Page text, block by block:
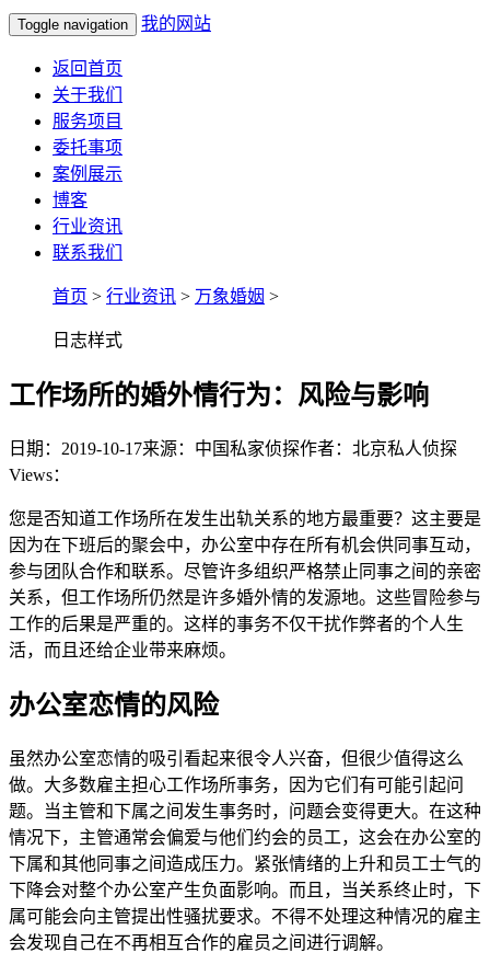
Toggle navigation 我的网站
返回首页
关于我们
服务项目
委托事项
案例展示
博客
行业资讯
联系我们
首页 > 行业资讯 > 万象婚姻 >
日志样式
工作场所的婚外情行为：风险与影响
日期：2019-10-17来源：中国私家侦探作者：北京私人侦探
Views：
您是否知道工作场所在发生出轨关系的地方最重要？这主要是
因为在下班后的聚会中，办公室中存在所有机会供同事互动，
参与团队合作和联系。尽管许多组织严格禁止同事之间的亲密
关系，但工作场所仍然是许多婚外情的发源地。这些冒险参与
工作的后果是严重的。这样的事务不仅干扰作弊者的个人生
活，而且还给企业带来麻烦。
办公室恋情的风险
虽然办公室恋情的吸引看起来很令人兴奋，但很少值得这么
做。大多数雇主担心工作场所事务，因为它们有可能引起问
题。当主管和下属之间发生事务时，问题会变得更大。在这种
情况下，主管通常会偏爱与他们约会的员工，这会在办公室的
下属和其他同事之间造成压力。紧张情绪的上升和员工士气的
下降会对整个办公室产生负面影响。而且，当关系终止时，下
属可能会向主管提出性骚扰要求。不得不处理这种情况的雇主
会发现自己在不再相互合作的雇员之间进行调解。